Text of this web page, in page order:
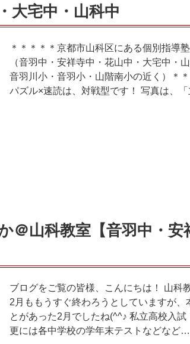
大宅中・山科中
＊＊＊＊＊京都市山科区にある個別指導
（音羽中・安祥寺中・花山中・大宅中・
音羽川小・音羽小・山階南小の近く）＊
パズル×速読は、対戦型です！ 写真は、
＠山科教室【音羽中・安
ブログをご覧の皆様、こんにちは！ 山科
2月ももうすぐ終わろうとしていますが、
とがあった2月でしたね(^^♪ 私立高校入試
更には各中学校の学年末テストなどなど